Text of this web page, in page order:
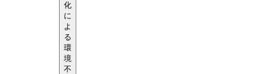
化
に
よ
る
環
境
不